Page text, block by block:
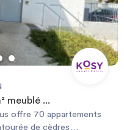
meublé ...
offre 70 appartements
de cèdres